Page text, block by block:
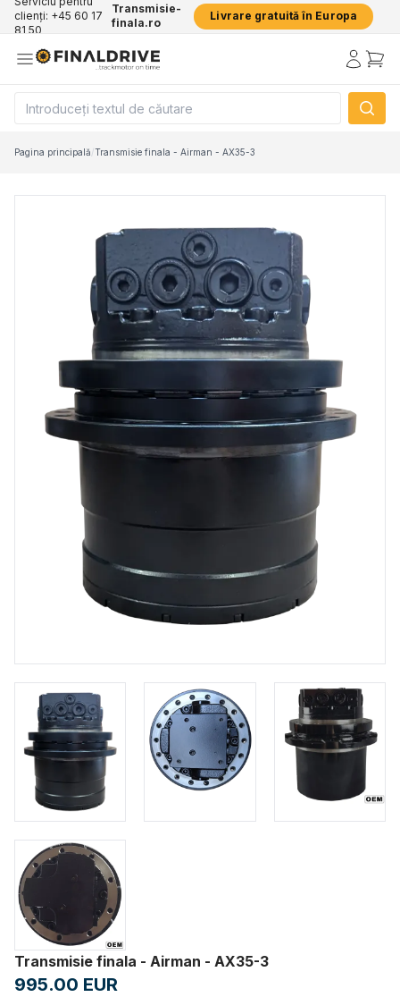
clienți: +45 60 17
81 50
Transmisie-
finala.ro
Livrare gratuită în Europa
Pagina principală/Transmisie finala - Airman - AX35-3
Transmisie finala - Airman - AX35-3
995.00 EUR